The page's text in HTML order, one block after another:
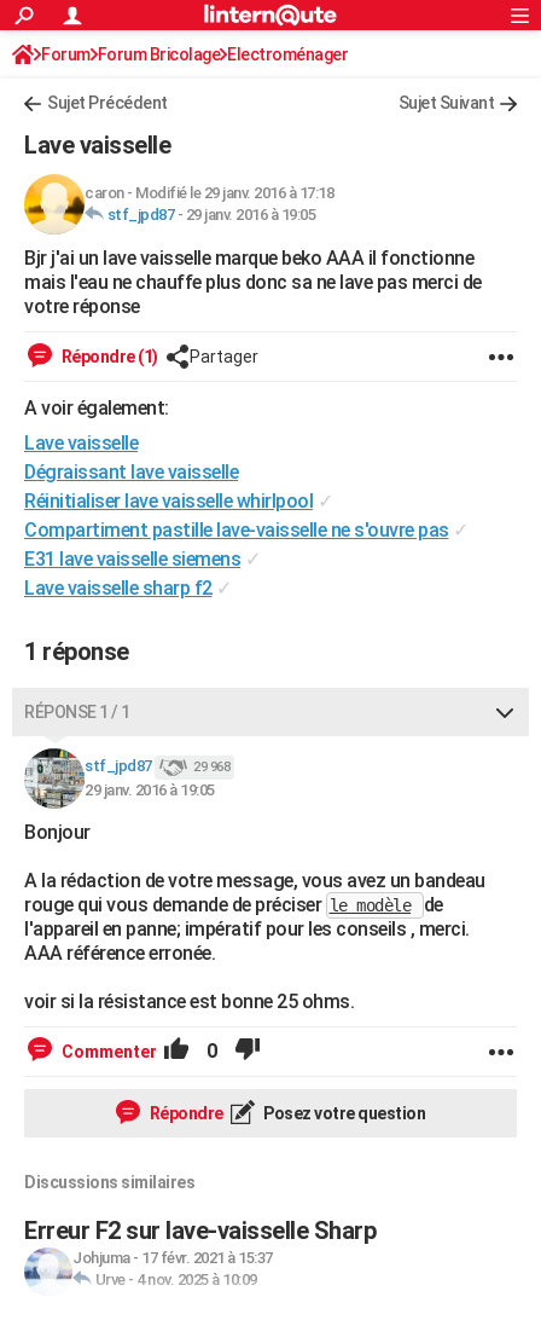
ACTUALITÉS
Politique
Société
Faits Divers
Education
Monde
Villes
+
FINANCE
Retraite
Impôts
Epargne
Immobilier
Risques naturels par ville
Banque
Assurance
Crédit
AUTO
Essais
Réserver un essai
Citadines
Berlines
SUV
Forum auto
+HIGH-TECH
Mobiles
Meilleur smartphone
Internet
Ordinateurs
Jeux vidéo
Guide high-tech
+
Forum
Aménagement intérieur
Extérieur
Cuisine
Salle de bains
Jardinage
Rangement
WEEK-END
Guides de France
Escapades
Patrimoine
Expositions
Musées
Week-end nature
+LIFESTYLE
Art de vivre
Bien-être
Loisirs
Mode
Modes de vie
SANTE
Alimentation
Guide de la santé
Maladies
Médicaments
Sommeil
VOYAGE
Destinations
City break
Voyage nature
Voyage de noces
Forum
Climat
+PHOTO
BONS PLANS
CARTE DE VOEUX
Carte de Noël
Carte Bonne année
Carte Saint-Valentin
Carte Pâques
Carte d'anniversaire
DICTIONNAIRE
Dictionnaire
Biographies
Citations
Expressions
Proverbes
S'inscrire
Se connecter
Lycées
Collèges
Primaires
Universités
Entreprises
Service militaire
Avis de recherche
AVIS DE DÉCÈS
FORUM
Bricolage
Lifestyle
Culture
Sport
Auto
Television
Voyage
Cinema
S'inscrire
Connexion
Forum Forum Bricolage Electroménager
Sujet Précédent Sujet Suivant
Lave vaisselle
caron- Modifié le 29 janv. 2016 à 17:18
stf_jpd87- 29 janv. 2016 à 19:05
Bjr j'ai un lave vaisselle marque beko AAA il fonctionne
mais l'eau ne chauffe plus donc sa ne lave pas merci de
votre réponse
Répondre (1) Partager
A voir également:
Lave vaisselle
Dégraissant lave vaisselle
Réinitialiser lave vaisselle whirlpool ✓
Compartiment pastille lave-vaisselle ne s'ouvre pas ✓
E31 lave vaisselle siemens ✓
Lave vaisselle sharp f2 ✓
1 réponse
RÉPONSE 1 / 1
stf_jpd87 29 968
29 janv. 2016 à 19:05
Bonjour
A la rédaction de votre message, vous avez un bandeau
rouge qui vous demande de préciser le modèle
de
l'appareil en panne; impératif pour les conseils , merci.
AAA référence erronée.
voir si la résistance est bonne 25 ohms.
Commenter 0
Répondre Posez votre question
Discussions similaires
Erreur F2 sur lave-vaisselle Sharp
Johjuma- 17 févr. 2021 à 15:37
Urve- 4 nov. 2025 à 10:09